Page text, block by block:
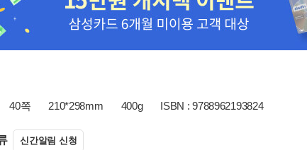
40쪽 210*298mm 400g ISBN : 9788962193824
신간알림 신청